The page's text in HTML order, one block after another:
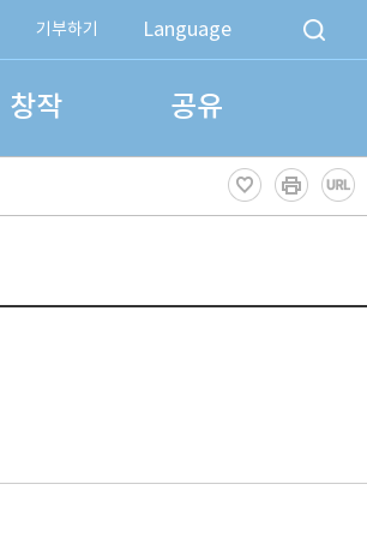
기부하기 Language
창작 공유